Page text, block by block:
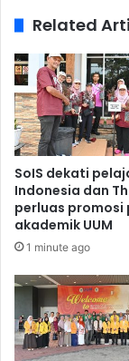
Related
SoIS dekati
Indonesia dan
perluas promosi
akademik UUM
1 minute ago